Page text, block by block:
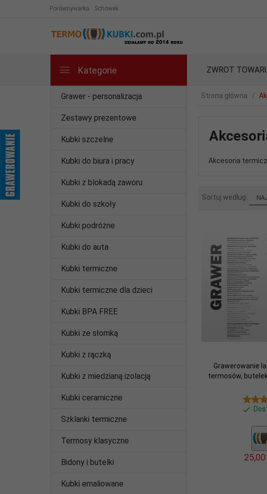
Porównywarka Schowek
Kategorie ZWROT
Grawer - personalizacja
Zestawy prezentowe
Kubki szczelne
Kubki do biura i pracy
Kubki z blokadą zaworu
Kubki do szkoły
Kubki podróżne
Kubki do auta
Kubki termiczne
Kubki termiczne dla dzieci
Kubki BPA FREE
Kubki ze słomką
Kubki z rączką
Kubki z miedzianą izolacją
Kubki ceramiczne
Szklanki termiczne
Termosy klasyczne
Bidony i butelki
Kubki emaliowane
Strona główna
Akcesoria
Sortuj według: sort
Grawerowanie
termosów,
25,00